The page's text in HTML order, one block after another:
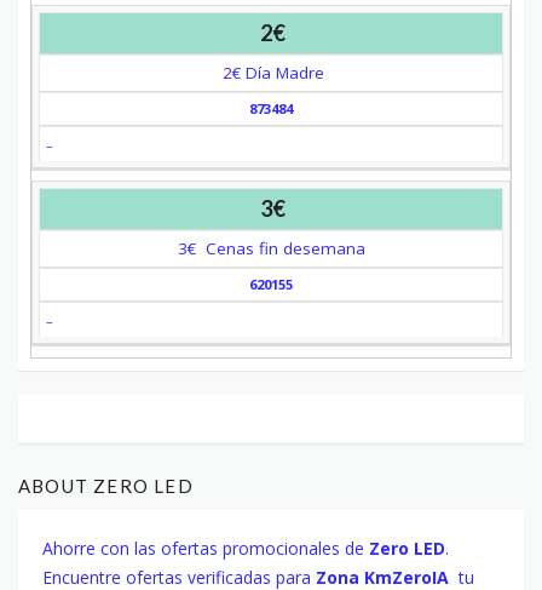
2€
2€ Día Madre
873484
–
3€
3€ Cenas fin desemana
620155
–
ABOUT ZERO LED
Ahorre con las ofertas promocionales de Zero LED.
Encuentre ofertas verificadas para Zona KmZeroIA tu